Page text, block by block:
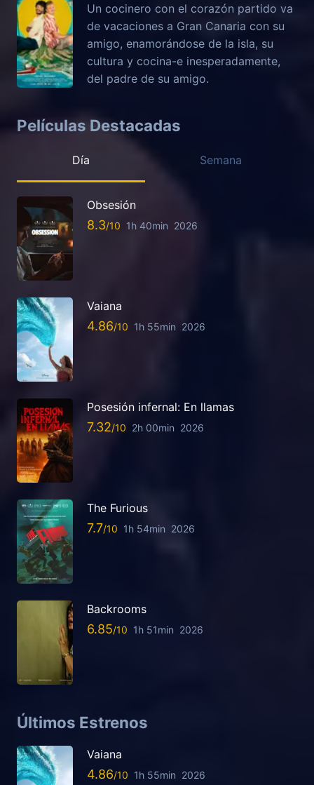
Un cocinero con el corazón partido va
de vacaciones a Gran Canaria con su
amigo, enamorándose de la isla, su
cultura y cocina-e inesperadamente,
del padre de su amigo.
Películas Destacadas
Día Semana
Obsesión
8.3 1h 40min 2026
Vaiana
4.86 1h 55min 2026
Posesión infernal: En llamas
7.32 2h 00min 2026
The Furious
7.7 1h 54min 2026
Backrooms
6.85 1h 51min 2026
Últimos Estrenos
Vaiana
4.86 1h 55min 2026